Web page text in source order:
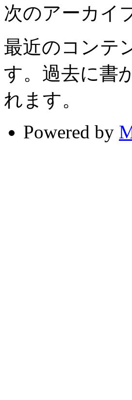
次のアーカイ
最近のコンテ
す。過去に書
れます。
Powered by